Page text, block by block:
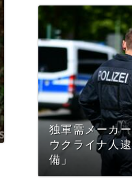
独軍需メーカ
ウクライナ人
備」